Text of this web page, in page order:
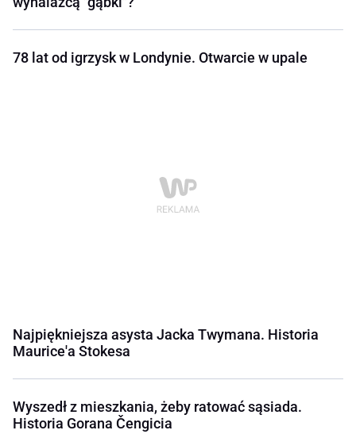
78 lat od igrzysk w Londynie. Otwarcie w upale
Najpiękniejsza asysta Jacka Twymana. Historia
Maurice'a Stokesa
Wyszedł z mieszkania, żeby ratować sąsiada.
Historia Gorana Čengicia